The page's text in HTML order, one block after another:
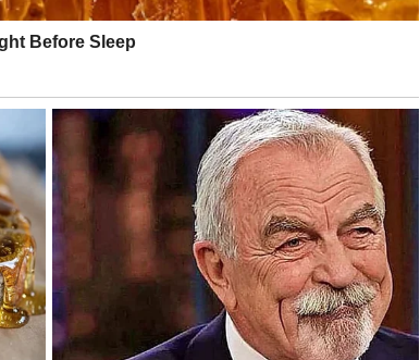
TRUDA
u proteklom periodu imali osećaj da vaš trud prolazi
pomak. Može biti reč o bonusu, ponudi ili prilici
za gotovo sada shvata vašu vrednost. Ako ste patili
period.